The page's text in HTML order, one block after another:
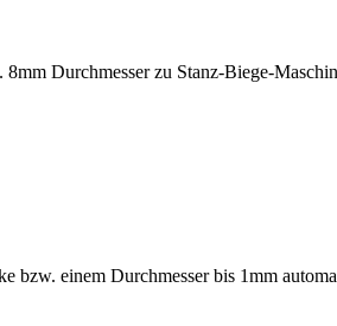
Durchmesser zu Stanz-Biege-
einem Durchmesser bis 1mm